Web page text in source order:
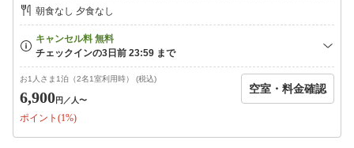
前日午前0：00より 70％
※5名様以上の団体様でのキャンセルの場合は下記をご覧くださ
い。
＜5名様以上の団体様キャンセル料＞
不泊・当日キャンセル 100％
3日前キャンセル 70％
7日前キャンセル 50％
14日前キャンセル 30％
朝食なし 夕食なし
お1人さま1泊（2名1室利用時） (税込)
6,900円 ／人〜
ポイント(1%)
空室・料金確認